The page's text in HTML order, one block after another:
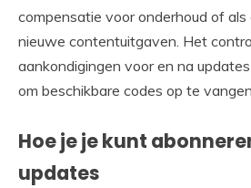
compensatie voor onderhoud of als
nieuwe contentuitgaven. Het
aankondigingen voor en na
om beschikbare codes op te
Hoe je je kunt
updates